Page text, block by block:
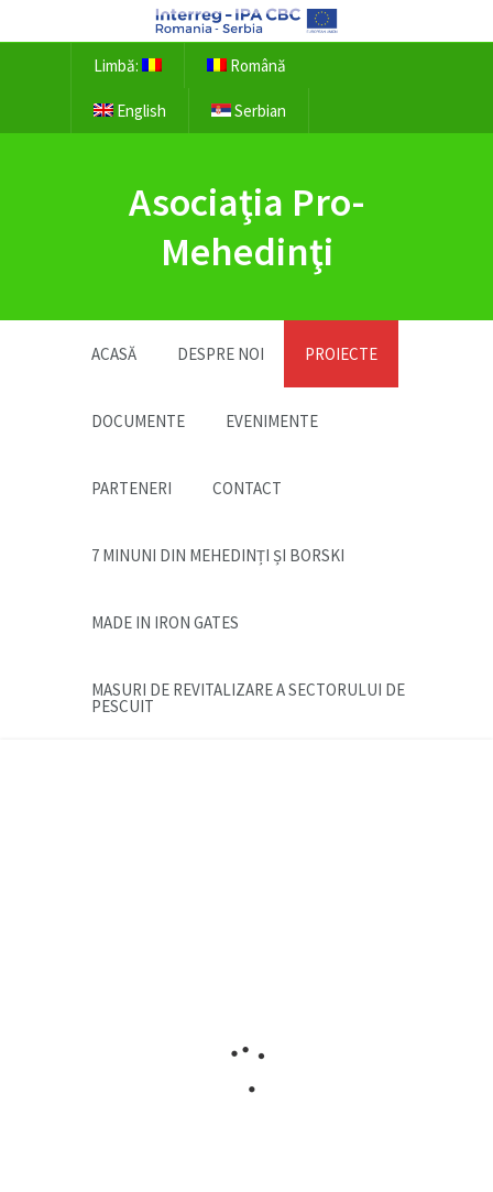
Limbă: Română
English Serbian
Asociaţia Pro-
Mehedinţi
ACASĂ DESPRE NOI PROIECTE
DOCUMENTE EVENIMENTE
PARTENERI CONTACT
7 MINUNI DIN MEHEDINȚI ȘI BORSKI
MADE IN IRON GATES
MASURI DE REVITALIZARE A SECTORULUI DE
PESCUIT